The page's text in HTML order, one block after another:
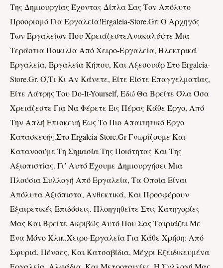
Της Δημιουργίας Έχοντας Δίπλα Σας Τον Απόλυτο
ΠροορΙσμό ΓιαΕργαλεία!ergaleia-Store.gr: Ο Αρχηγός
Των Εργαλείων Που ΧρειάζεστεΑνακαλύψτε Μια
Τεράστια Ποικιλία Από Χειρο-Εργαλεία, Ηλεκτρικά
Εργαλεία, Εργαλεία Κήπου, Και Αξεσουάρ Στο Ergaleia-
Store.gr. Ό,τι Κι Αν Κάνετε, Είτε Είστε Επαγγελματίας,
Είτε Λάτρης Του Do-It-Yourself, Εδώ Θα Βρείτε Όλα Όσα
Χρειάζεστε Για Να Φέρετε Εις Πέρας Κάθε Έργο, Από
Την Απλή Επισκευή Έως Το Πιο Απαιτητικό Έργο
Κατασκευής.Στο Ergaleia-Store.gr Γνωρίζουμε Και
Κατανοούμε Τη Σημασία Της Ποιότητας Και Της
Αξιοπιστίας. Γι’ Αυτό Έχουμε Δημιουργήσει Μια
Πλούσια Συλλογή Από Εργαλεία, Τα Οποία Είναι
Απόλυτα Αξιόπιστα, Ανθεκτικά, Και Προσφέρουν
Εξαιρετικές Επιδόσεις. Πλοηγηθείτε Στις Κατηγορίες
Μας Και Βρείτε Ακριβώς Αυτό Που Σας Ταιριάζει Με
Ένα Μόνο Κλικ.Χειρο-Εργαλεία Για Κάθε Χρήση: Από
Σφυριά, Πένσες, Και Κατσαβίδια, Μέχρι Εξειδικευμένα